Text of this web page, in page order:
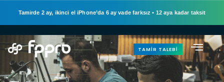
Tamirde 2 ay, ikinci el iPhone’da 6 ay vade farksız • 12 aya kadar taksit
TAMIR TALEBI